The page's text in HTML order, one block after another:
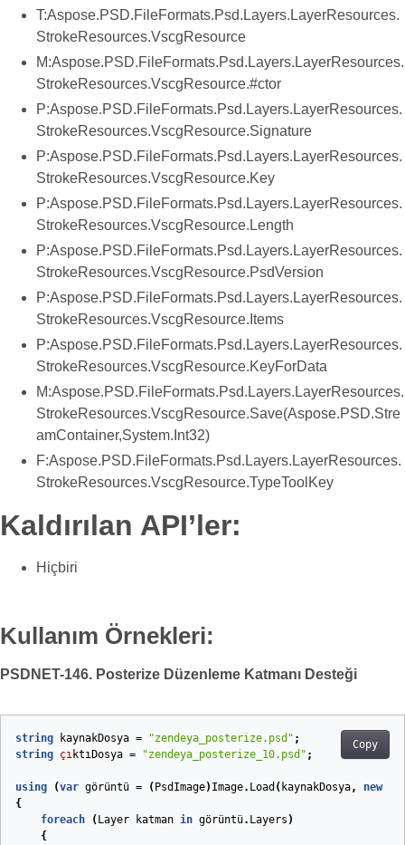
T:Aspose.PSD.FileFormats.Psd.Layers.LayerResources.
StrokeResources.VscgResource
M:Aspose.PSD.FileFormats.Psd.Layers.LayerResources.
StrokeResources.VscgResource.#ctor
P:Aspose.PSD.FileFormats.Psd.Layers.LayerResources.
StrokeResources.VscgResource.Signature
P:Aspose.PSD.FileFormats.Psd.Layers.LayerResources.
StrokeResources.VscgResource.Key
P:Aspose.PSD.FileFormats.Psd.Layers.LayerResources.
StrokeResources.VscgResource.Length
P:Aspose.PSD.FileFormats.Psd.Layers.LayerResources.
StrokeResources.VscgResource.PsdVersion
P:Aspose.PSD.FileFormats.Psd.Layers.LayerResources.
StrokeResources.VscgResource.Items
P:Aspose.PSD.FileFormats.Psd.Layers.LayerResources.
StrokeResources.VscgResource.KeyForData
M:Aspose.PSD.FileFormats.Psd.Layers.LayerResources.
StrokeResources.VscgResource.Save(Aspose.PSD.Stre
amContainer,System.Int32)
F:Aspose.PSD.FileFormats.Psd.Layers.LayerResources.
StrokeResources.VscgResource.TypeToolKey
Kaldırılan API’ler:
Hiçbiri
Kullanım Örnekleri:
PSDNET-146. Posterize Düzenleme Katmanı Desteği
Copy
string kaynakDosya = "zendeya_posterize.psd" ;
string çıktıDosya = "zendeya_posterize_10.psd" ;
using (var görüntü = ( PsdImage) Image. Load ( kaynakDosya, new
{
foreach
( Layer katman in görüntü. Layers )
{